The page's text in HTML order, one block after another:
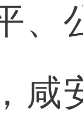
、
咸